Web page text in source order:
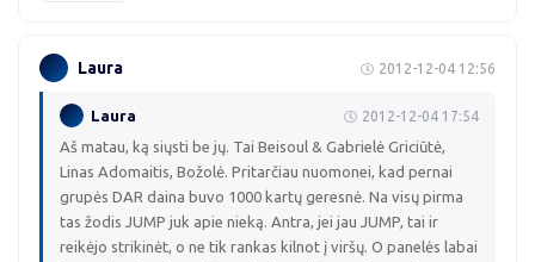
Laura 2012-12-04 12:56
Laura 2012-12-04 17:54
Aš matau, ką siųsti be jų. Tai Beisoul & Gabrielė Griciūtė,
Linas Adomaitis, Božolė. Pritarčiau nuomonei, kad pernai
grupės DAR daina buvo 1000 kartų geresnė. Na visų pirma
tas žodis JUMP juk apie nieką. Antra, jei jau JUMP, tai ir
reikėjo strikinėt, o ne tik rankas kilnot į viršų. O panelės labai